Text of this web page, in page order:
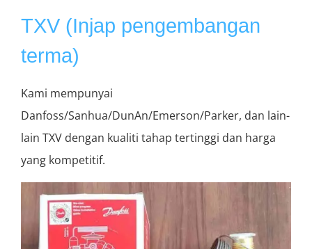
TXV (Injap pengembangan
terma)
Kami mempunyai
Danfoss/Sanhua/DunAn/Emerson/Parker, dan lain-
lain TXV dengan kualiti tahap tertinggi dan harga
yang kompetitif.